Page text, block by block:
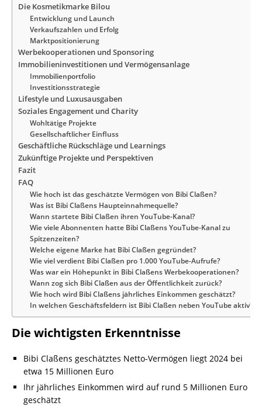
Die Kosmetikmarke Bilou
Entwicklung und Launch
Verkaufszahlen und Erfolg
Marktpositionierung
Werbekooperationen und Sponsoring
Immobilieninvestitionen und Vermögensanlage
Immobilienportfolio
Investitionsstrategie
Lifestyle und Luxusausgaben
Soziales Engagement und Charity
Wohltätige Projekte
Gesellschaftlicher Einfluss
Geschäftliche Rückschläge und Learnings
Zukünftige Projekte und Perspektiven
Fazit
FAQ
Wie hoch ist das geschätzte Vermögen von Bibi Claßen?
Was ist Bibi Claßens Haupteinnahmequelle?
Wann startete Bibi Claßen ihren YouTube-Kanal?
Wie viele Abonnenten hatte Bibi Claßens YouTube-Kanal zu
Spitzenzeiten?
Welche eigene Marke hat Bibi Claßen gegründet?
Wie viel verdient Bibi Claßen pro 1.000 YouTube-Aufrufe?
Was war ein Höhepunkt in Bibi Claßens Werbekooperationen?
Wann zog sich Bibi Claßen aus der Öffentlichkeit zurück?
Wie hoch wird Bibi Claßens jährliches Einkommen geschätzt?
In welchen Geschäftsfeldern ist Bibi Claßen neben YouTube aktiv?
Die wichtigsten Erkenntnisse
Bibi Claßens geschätztes Netto-Vermögen liegt 2024 bei
etwa 15 Millionen Euro
Ihr jährliches Einkommen wird auf rund 5 Millionen Euro
geschätzt